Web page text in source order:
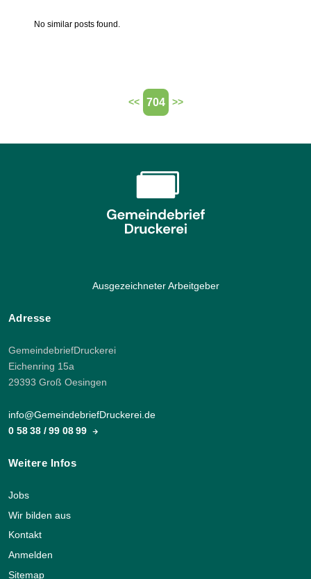
No similar posts found.
<< 704 >>
Ausgezeichneter Arbeitgeber
Adresse
GemeindebriefDruckerei
Eichenring 15a
29393 Groß Oesingen
info@GemeindebriefDruckerei.de
0 58 38 / 99 08 99
Weitere Infos
Jobs
Wir bilden aus
Kontakt
Anmelden
Sitemap